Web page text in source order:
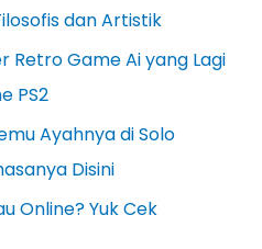
dan Artistik
Retro Game Ai yang Lagi
PS2
Ayahnya di Solo
Disini
Online? Yuk Cek